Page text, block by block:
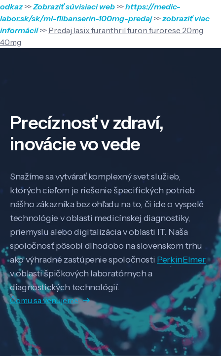
odkaz>>Zobraziť súvisiaci web >>https://medic-
labor.sk/sk/ml-flibanserin-100mg-predaj>>zobraziť viac
informácií>> Predaj lasix furanthril furon furorese 20mg
40mg
Precíznosť v zdraví,
inovácie vo vede
Snažíme sa vytvárať komplexný svet služieb,
ktorých cieľom je riešenie špecifických potrieb
nášho zákazníka bez ohľadu na to, či ide o vyspelé
technológie v oblasti medicínskej diagnostiky,
priemyslu alebo digitalizácia v oblasti IT. Naša
spoločnosť pôsobí dlhodobo na slovenskom trhu
ako výhradné zastúpenie spoločnosti PerkinElmer
v oblasti špičkových laboratórnych a
diagnostických technológií.
Čomu sa venujeme